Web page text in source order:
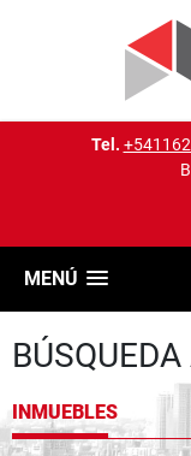
Tel.
MENÚ
INMUEBLES